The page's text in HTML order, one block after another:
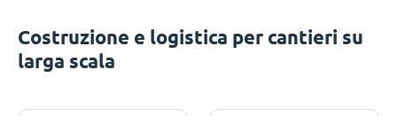
Costruzione e logistica per cantieri su
larga scala